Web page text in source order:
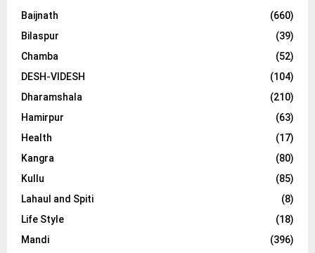
Baijnath
(660)
Bilaspur
(39)
Chamba
(52)
DESH-VIDESH
(104)
Dharamshala
(210)
Hamirpur
(63)
Health
(17)
Kangra
(80)
Kullu
(85)
Lahaul and Spiti
(8)
Life Style
(18)
Mandi
(396)